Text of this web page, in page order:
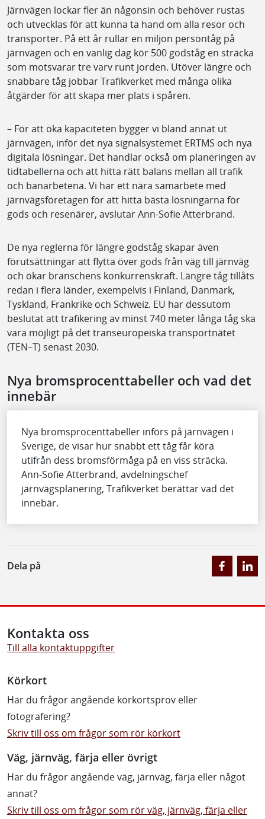
Järnvägen lockar fler än någonsin och behöver rustas
och utvecklas för att kunna ta hand om alla resor och
transporter. På ett år rullar en miljon persontåg på
järnvägen och en vanlig dag kör 500 godståg en sträcka
som motsvarar tre varv runt jorden. Utöver längre och
snabbare tåg jobbar Trafikverket med många olika
åtgärder för att skapa mer plats i spåren.
– För att öka kapaciteten bygger vi bland annat ut
järnvägen, inför det nya signalsystemet ERTMS och nya
digitala lösningar. Det handlar också om planeringen av
tidtabellerna och att hitta rätt balans mellan all trafik
och banarbetena. Vi har ett nära samarbete med
järnvägsföretagen för att hitta bästa lösningarna för
gods och resenärer, avslutar Ann-Sofie Atterbrand.
De nya reglerna för längre godståg skapar även
förutsättningar att flytta över gods från väg till järnväg
och ökar branschens konkurrenskraft. Längre tåg tillåts
redan i flera länder, exempelvis i Finland, Danmark,
Tyskland, Frankrike och Schweiz. EU har dessutom
beslutat att trafikering av minst 740 meter långa tåg ska
vara möjligt på det transeuropeiska transportnätet
(TEN–T) senast 2030.
Nya bromsprocenttabeller och vad det
innebär
Nya bromsprocenttabeller införs på järnvägen i
Sverige, de visar hur snabbt ett tåg får köra
utifrån dess bromsförmåga på en viss sträcka.
Ann-Sofie Atterbrand, avdelningschef
järnvägsplanering, Trafikverket berättar vad det
innebär.
Dela på
Kontakta oss
Till alla kontaktuppgifter
Körkort
Har du frågor angående körkortsprov eller
fotografering?
Skriv till oss om frågor som rör körkort
Väg, järnväg, färja eller övrigt
Har du frågor angående väg, järnväg, färja eller något
annat?
Skriv till oss om frågor som rör väg, järnväg, färja eller